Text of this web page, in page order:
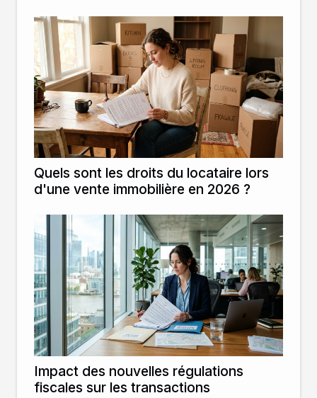
Quels sont les droits du locataire lors
d'une vente immobilière en 2026 ?
Impact des nouvelles régulations
fiscales sur les transactions